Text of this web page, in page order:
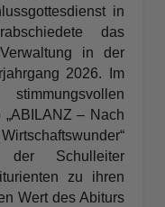
in
das
in der
2026. Im
– Nach
der Schulleiter
zu ihren
Wert des Abiturs